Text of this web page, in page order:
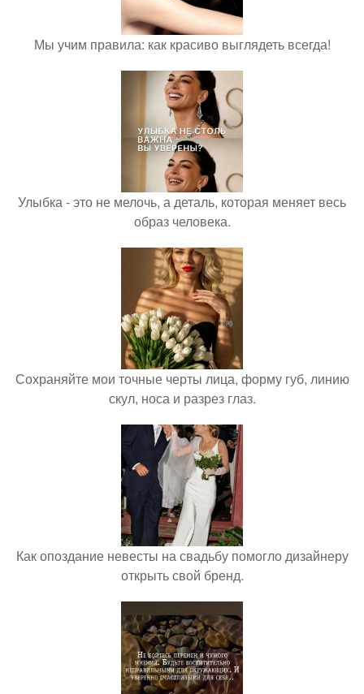
Мы учим правила: как красиво выглядеть всегда!
Улыбка - это не мелочь, а деталь, которая меняет весь
образ человека.
Сохраняйте мои точные черты лица, форму губ, линию
скул, носа и разрез глаз.
Как опоздание невесты на свадьбу помогло дизайнеру
открыть свой бренд.